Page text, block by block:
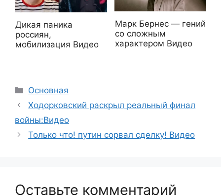
Дикая паника
россиян,
мобилизация Видео
Марк Бернес — гений
со сложным
характером Видео
Рубрики
Основная
Ходорковский раскрыл реальный финал
войны:Видео
Только что! путин сорвал сделку! Видео
Оставьте комментарий